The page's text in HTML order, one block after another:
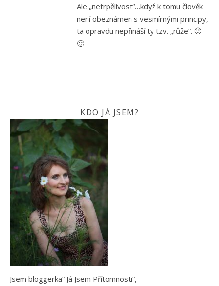
Ale „netrpělivost“…když k tomu člověk
není obeznámen s vesmírnými principy,
ta opravdu nepřináší ty tzv. „růže“. 🙂
🙂
KDO JÁ JSEM?
Jsem bloggerka“ Já Jsem Přítomnosti“,